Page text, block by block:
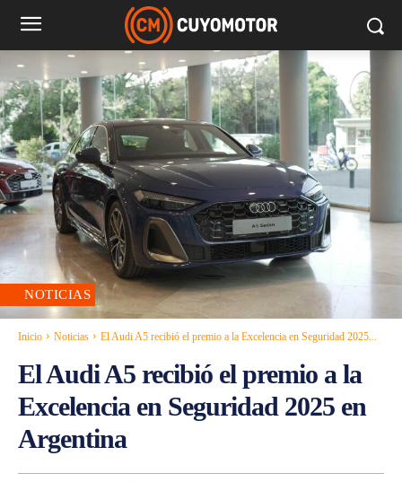
NOTICIAS
Inicio Noticias El Audi A5 recibió el premio a la Excelencia en Seguridad 2025...
El Audi A5 recibió el premio a la
Excelencia en Seguridad 2025 en
Argentina